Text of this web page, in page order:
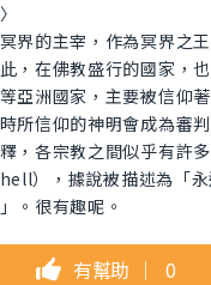
界的主宰，作為冥界之
，在佛教盛行的國家，
亞洲國家，主要被信仰
所信仰的神明會成為審判
，各宗教之間似乎有許
），據說被描述為「永
。很有趣呢。
有幫助 ｜ 0